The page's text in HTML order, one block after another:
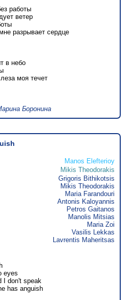
работы
ветер
разрывает сердце
в небо
моя течет
Боронина
Manos Elefterioy
Mikis Theodorakis
Grigoris Bithikotsis
Mikis Theodorakis
Maria Farandouri
Antonis Kaloyannis
Petros Gaitanos
Manolis Mitsias
Maria Zoi
Vasilis Lekkas
Lavrentis Maheritsas
eyes
I don't speak
has anguish